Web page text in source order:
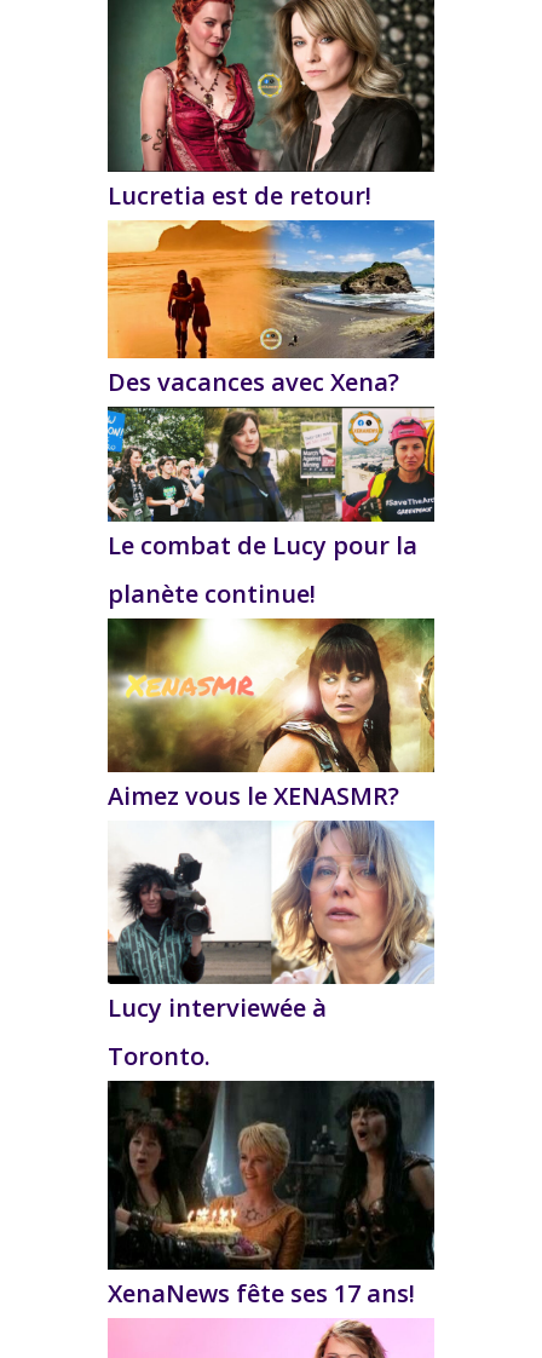
Lucretia est de retour!
Des vacances avec Xena?
Le combat de Lucy pour la
planète continue!
Aimez vous le XENASMR?
Lucy interviewée à
Toronto.
XenaNews fête ses 17 ans!